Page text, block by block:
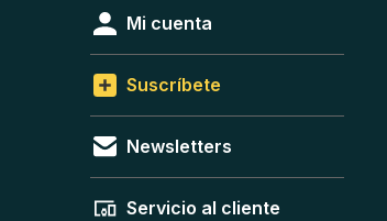
Mi cuenta
Suscríbete
Newsletters
Servicio al cliente